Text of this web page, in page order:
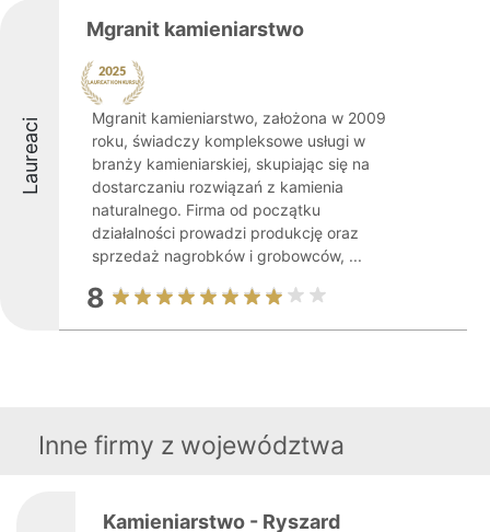
Laureaci
Mgranit kamieniarstwo
Mgranit kamieniarstwo, założona w 2009
roku, świadczy kompleksowe usługi w
branży kamieniarskiej, skupiając się na
dostarczaniu rozwiązań z kamienia
naturalnego. Firma od początku
działalności prowadzi produkcję oraz
sprzedaż nagrobków i grobowców, ...
8
Inne firmy z województwa
Kamieniarstwo - Ryszard